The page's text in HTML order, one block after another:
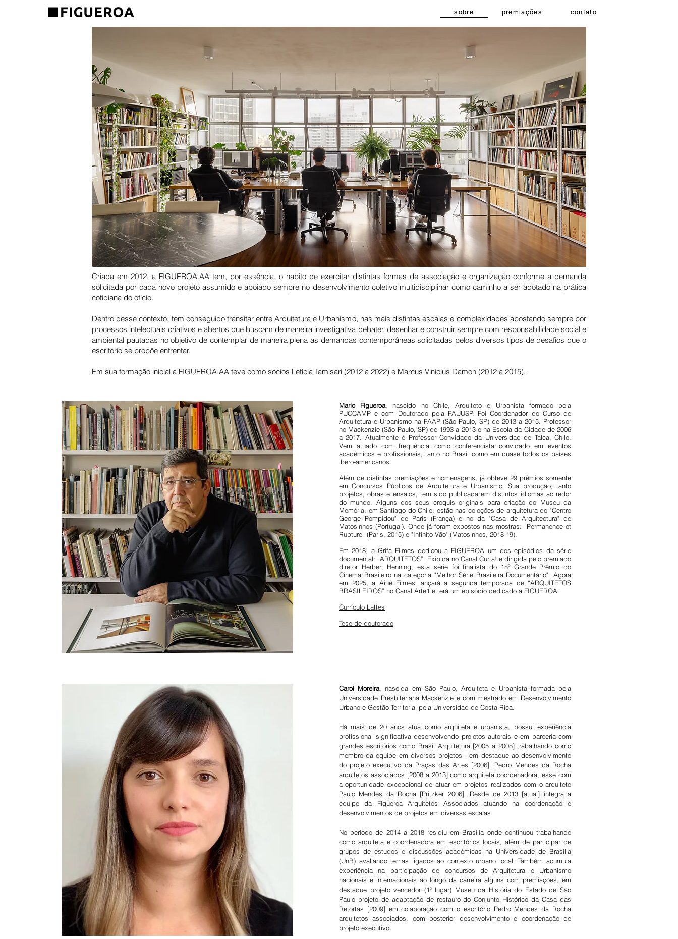
sobre premiações contato
Criada em 2012, a FIGUEROA.AA tem, por essência, o habito de exercitar distintas formas de associação e organização conforme a demanda
solicitada por cada novo projeto assumido e apoiado sempre no desenvolvimento coletivo multidisciplinar como caminho a ser adotado na prática
cotidiana do ofício.
Dentro desse contexto, tem conseguido transitar entre Arquitetura e Urbanismo, nas mais distintas escalas e complexidades apostando sempre por
processos intelectuais criativos e abertos que buscam de maneira investigativa debater, desenhar e construir sempre com responsabilidade social e
ambiental pautadas no objetivo de contemplar de maneira plena as demandas contemporâneas solicitadas pelos diversos tipos de desafios que o
escritório se propõe enfrentar.
Em sua formação inicial a FIGUEROA.AA teve como sócios Letícia Tamisari (2012 a 2022) e Marcus Vinicius Damon (2012 a 2015).
Mario Figueroa, nascido no Chile, Arquiteto e Urbanista formado pela
PUCCAMP e com Doutorado pela FAUUSP. Foi Coordenador do Curso de
Arquitetura e Urbanismo na FAAP (São Paulo, SP) de 2013 a 2015. Professor
no Mackenzie (São Paulo, SP) de 1993 a 2013 e na Escola da Cidade de 2006
a 2017. Atualmente é Professor Convidado da Universidad de Talca, Chile.
Vem atuado com frequência como conferencista convidado em eventos
acadêmicos e profissionais, tanto no Brasil como em quase todos os países
ibero-americanos.
Além de distintas premiações e homenagens, já obteve 29 prêmios somente
em Concursos Públicos de Arquitetura e Urbanismo. Sua produção, tanto
projetos, obras e ensaios, tem sido publicada em distintos idiomas ao redor
do mundo. Alguns dos seus croquis originais para criação do Museu da
Memória, em Santiago do Chile, estão nas coleções de arquitetura do "Centro
George Pompidou" de Paris (França) e no da "Casa de Arquitectura" de
Matosinhos (Portugal). Onde já foram expostos nas mostras: “Permanence et
Rupture” (Paris, 2015) e "Infinito Vão" (Matosinhos, 2018-19).
Em 2018, a Grifa Filmes dedicou a FIGUEROA um dos episódios da série
documental: “ARQUITETOS”. Exibida no Canal Curta! e dirigida pelo premiado
diretor Herbert Henning, esta série foi finalista do 18º Grande Prêmio do
Cinema Brasileiro na categoria "Melhor Série Brasileira Documentário". Agora
em 2025, a Aiuê Filmes lançará a segunda temporada de “ARQUITETOS
BRASILEIROS” no Canal Arte1 e terá um episódio dedicado a FIGUEROA.
Currículo Lattes
Tese de doutorado
Carol Moreira, nascida em São Paulo, Arquiteta e Urbanista formada pela
Universidade Presbiteriana Mackenzie e com mestrado em Desenvolvimento
Urbano e Gestão Territorial pela Universidad de Costa Rica.
Há mais de 20 anos atua como arquiteta e urbanista, possui experiência
profissional significativa desenvolvendo projetos autorais e em parceria com
grandes escritórios como Brasil Arquitetura [2005 a 2008] trabalhando como
membro da equipe em diversos projetos - em destaque ao desenvolvimento
do projeto executivo da Praças das Artes [2006]. Pedro Mendes da Rocha
arquitetos associados [2008 a 2013] como arquiteta coordenadora, esse com
a oportunidade excepcional de atuar em projetos realizados com o arquiteto
Paulo Mendes da Rocha [Pritzker 2006]. Desde de 2013 [atual] integra a
equipe da Figueroa Arquitetos Associados atuando na coordenação e
desenvolvimentos de projetos em diversas escalas.
No período de 2014 a 2018 residiu em Brasília onde continuou trabalhando
como arquiteta e coordenadora em escritórios locais, além de participar de
grupos de estudos e discussões acadêmicas na Universidade de Brasília
(UnB) avaliando temas ligados ao contexto urbano local. Também acumula
experiência na participação de concursos de Arquitetura e Urbanismo
nacionais e internacionais ao longo da carreira alguns com premiações, em
destaque projeto vencedor (1º lugar) Museu da História do Estado de São
Paulo projeto de adaptação de restauro do Conjunto Histórico da Casa das
Retortas [2009] em colaboração com o escritório Pedro Mendes da Rocha
arquitetos associados, com posterior desenvolvimento e coordenação de
projeto executivo.